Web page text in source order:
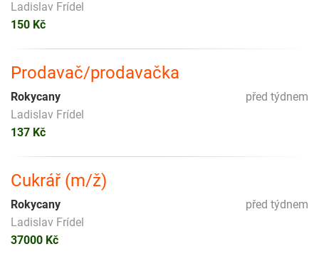
Ladislav Frídel
150 Kč
Prodavač/prodavačka
před týdnem
Rokycany
Ladislav Frídel
137 Kč
Cukrář (m/ž)
před týdnem
Rokycany
Ladislav Frídel
37000 Kč